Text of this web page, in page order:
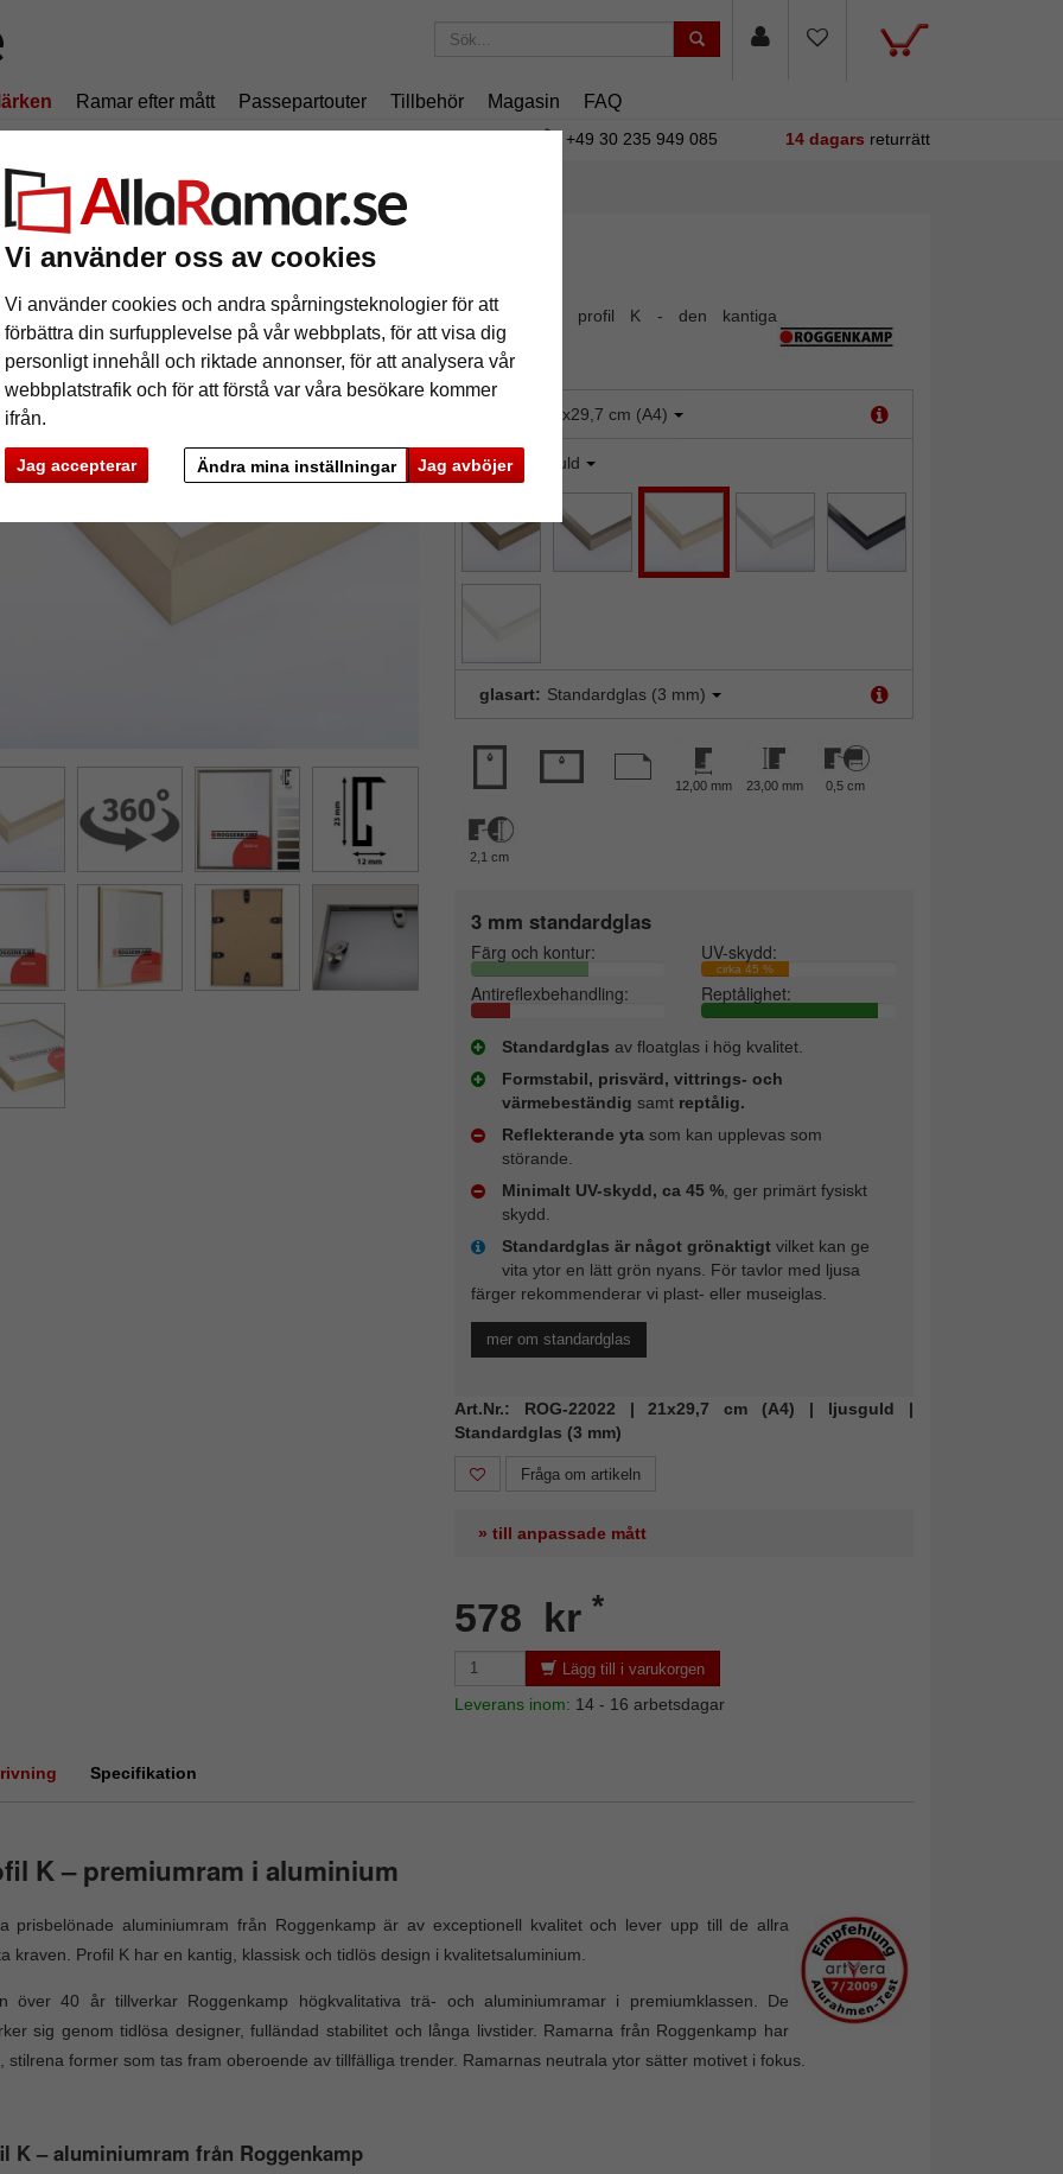
Vi använder oss av cookies
Vi använder cookies och andra spårningsteknologier för att
förbättra din surfupplevelse på vår webbplats, för att visa dig
personligt innehåll och riktade annonser, för att analysera vår
webbplatstrafik och för att förstå var våra besökare kommer
ifrån.
Jag accepterar Jag avböjer
Ändra mina inställningar
Ramar efter mått Passepartouter Tillbehör Magasin FAQ
+49 30 235 949 085 14 dagars returrätt
profil K
profil K
Aluminiumram profil K - den kantiga
ramprofilen
21x29,7 cm (A4)
färg: ljusguld
glasart: Standardglas (3 mm)
12,00 mm 23,00 mm 0,5 cm
2,1 cm
3 mm standardglas
Färg och kontur: UV-skydd:
cirka 45 %
Antireflexbehandling: Reptålighet:
Standardglas av floatglas i hög kvalitet.
Formstabil, prisvärd, vittrings- och
värmebeständig samt reptålig.
Reflekterande yta som kan upplevas som
störande.
Minimalt UV-skydd, ca 45 %, ger primärt fysiskt
skydd.
Standardglas är något grönaktigtvilket kan ge
vita ytor en lätt grön nyans. För tavlor med ljusa
färger rekommenderar vi plast- eller museiglas.
mer om standardglas
Art.Nr.: ROG-22022 | 21x29,7 cm (A4) | ljusguld |
Standardglas (3 mm)
Fråga om artikeln
» till anpassade mått
578 kr *
Lägg till i varukorgen
Leverans inom: 14 - 16 arbetsdagar
Specifikation
K – premiumram i aluminium
prisbelönade aluminiumram från Roggenkamp är av exceptionell kvalitet och lever upp till de allra
kraven. Profil K har en kantig, klassisk och tidlös design i kvalitetsaluminium.
över 40 år tillverkar Roggenkamp högkvalitativa trä- och aluminiumramar i premiumklassen. De
sig genom tidlösa designer, fulländad stabilitet och långa livstider. Ramarna från Roggenkamp har
stilrena former som tas fram oberoende av tillfälliga trender. Ramarnas neutrala ytor sätter motivet i fokus.
K – aluminiumram från Roggenkamp